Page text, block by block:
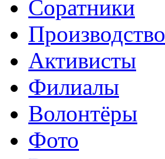
Соратники
Производство
Активисты
Филиалы
Волонтёры
Фото